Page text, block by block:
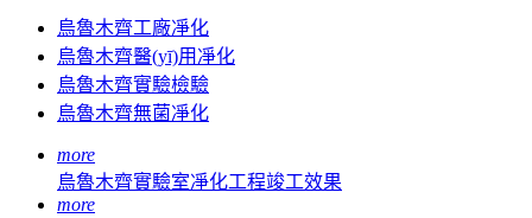
烏魯木齊工廠凈化
烏魯木齊醫(yī)用凈化
烏魯木齊實驗檢驗
烏魯木齊無菌凈化
more
烏魯木齊實驗室凈化工程竣工效果
more